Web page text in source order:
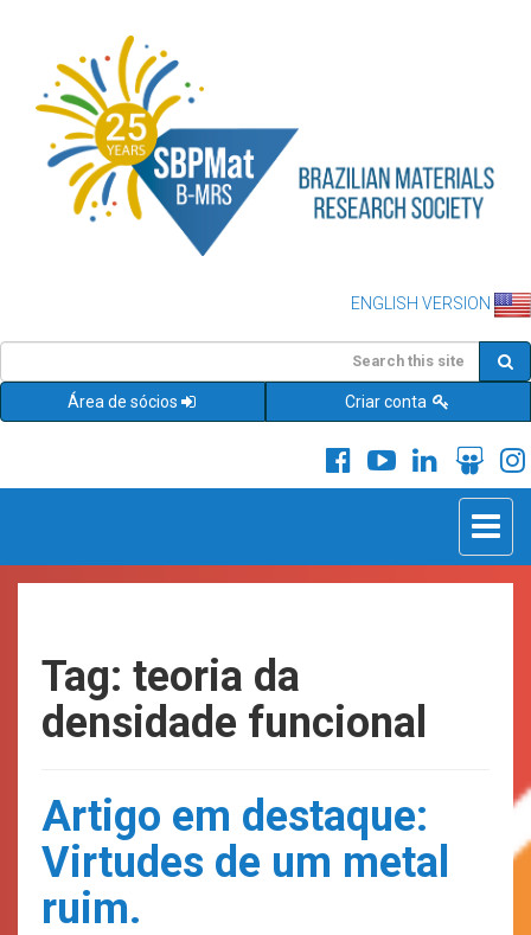
ENGLISH VERSION
Área de sócios Criar conta
Toggle
Tag: teoria da
densidade funcional
Artigo em destaque:
Virtudes de um metal
ruim.